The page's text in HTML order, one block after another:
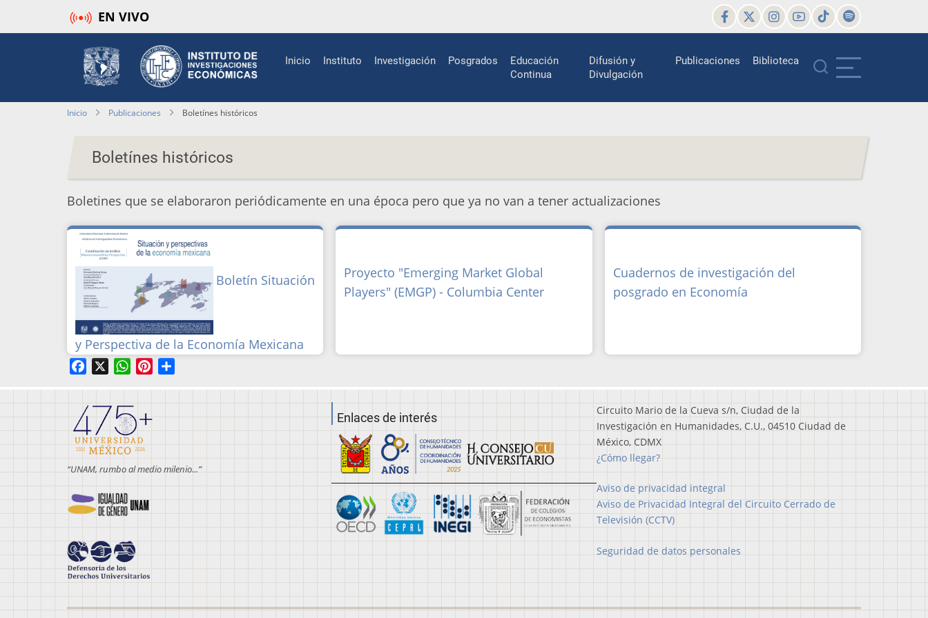
al
EN VIVO
navigation
Inicio Instituto Investigación Posgrados
Educación
Continua
Difusión y
Divulgación
Publicaciones Biblioteca
Inicio Publicaciones Boletínes históricos
Boletínes históricos
Boletines que se elaboraron periódicamente en una época pero que ya no van a tener actualizaciones
Boletín Situación
y Perspectiva de la Economía Mexicana
Proyecto "Emerging Market Global
Players" (EMGP) - Columbia Center
Cuadernos de investigación del
posgrado en Economía
Facebook WhatsAppPinterest
“UNAM, rumbo al medio milenio...”
Enlaces de interés
Circuito Mario de la Cueva s/n, Ciudad de la
Investigación en Humanidades, C.U., 04510 Ciudad de
México, CDMX
¿Cómo llegar?
Aviso de privacidad integral
Aviso de Privacidad Integral del Circuito Cerrado de
Televisión (CCTV)
Seguridad de datos personales